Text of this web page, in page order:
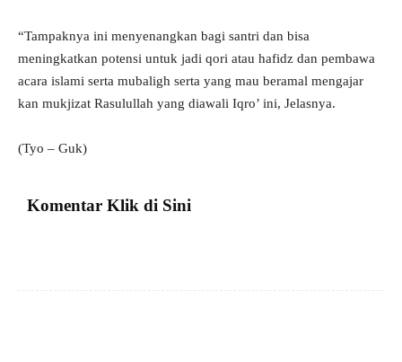
“Tampaknya ini menyenangkan bagi santri dan bisa
meningkatkan potensi untuk jadi qori atau hafidz dan pembawa
acara islami serta mubaligh serta yang mau beramal mengajar
kan mukjizat Rasulullah yang diawali Iqro’ ini, Jelasnya.
(Tyo – Guk)
Komentar Klik di Sini